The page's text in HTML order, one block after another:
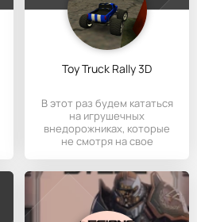
Toy Truck Rally 3D
В этот раз будем кататься
на игрушечных
внедорожниках, которые
не смотря на свое